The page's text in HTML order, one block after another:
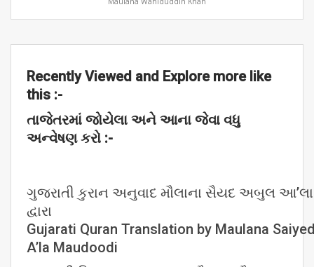
Recently Viewed and Explore more like
this :-
તાજેતરમાં જોયેલા અને આના જેવા વધુ
અન્વેષણકરો :-
ગુજરાતી કુરાન અનુવાદ મૌલાના સૈયદ અબુલ આ’લા
દ્વારા
Gujarati Quran Translation by Maulana
A’la Maudoodi